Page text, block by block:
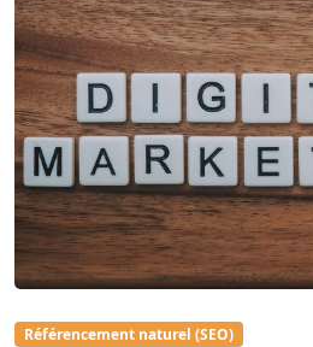
Référencement naturel (SEO)